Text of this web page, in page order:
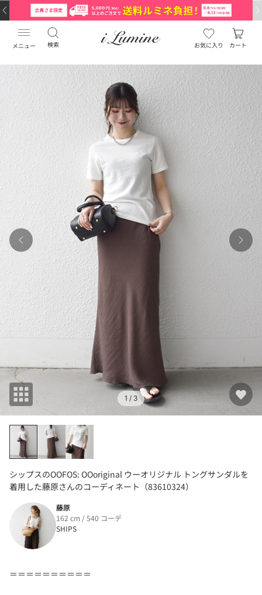
メニュー 検索 お気に入り カート
1 / 3
シップスのOOFOS: OOoriginal ウーオリジナル トングサンダルを
着用した藤原さんのコーディネート（83610324）
藤原
162 cm / 540 コーデ
SHIPS
＝＝＝＝＝＝＝＝＝＝